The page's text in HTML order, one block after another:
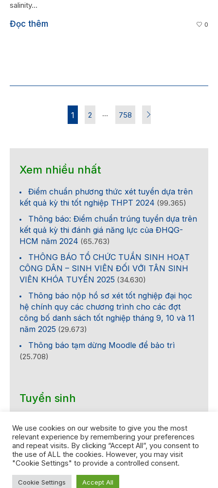
salinity...
Đọc thêm 0
1 2 … 758
Xem nhiều nhất
Điểm chuẩn phương thức xét tuyển dựa trên
kết quả kỳ thi tốt nghiệp THPT 2024 (99.365)
Thông báo: Điểm chuẩn trúng tuyển dựa trên
kết quả kỳ thi đánh giá năng lực của ĐHQG-
HCM năm 2024 (65.763)
THÔNG BÁO TỔ CHỨC TUẦN SINH HOẠT
CÔNG DÂN – SINH VIÊN ĐỐI VỚI TÂN SINH
VIÊN KHÓA TUYỂN 2025 (34.630)
Thông báo nộp hồ sơ xét tốt nghiệp đại học
hệ chính quy các chương trình cho các đợt
công bố danh sách tốt nghiệp tháng 9, 10 và 11
năm 2025 (29.673)
Thông báo tạm dừng Moodle để bảo trì
(25.708)
Tuyển sinh
Bản quyền thuộc Trường Đại học Khoa học tự nhiên, Đại học Quốc
We use cookies on our website to give you the most
relevant experience by remembering your preferences
and repeat visits. By clicking “Accept All”, you consent to
the use of ALL the cookies. However, you may visit
"Cookie Settings" to provide a controlled consent.
Cookie Settings Accept All